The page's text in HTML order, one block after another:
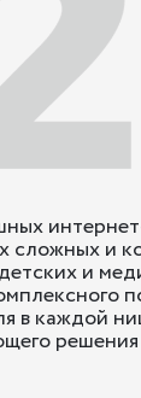
сложных и
и
в каждой